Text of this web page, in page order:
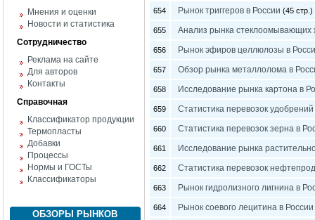
Мнения и оценки
Новости и статистика
Сотрудничество
Реклама на сайте
Для авторов
Контакты
Справочная
Классификатор продукции
Термопласты
Добавки
Процессы
Нормы и ГОСТы
Классификаторы
ОБЗОРЫ РЫНКОВ
654 Рынок триггеров в России (45 стр.)
655 Анализ рынка стеклоомывающих
656 Рынок эфиров целлюлозы в
657 Обзор рынка металлолома в
658 Исследование рынка картона в
659 Статистика перевозок
660 Статистика перевозок зерна в
661 Исследование рынка
662 Статистика перевозок
663 Рынок гидролизного лигнина в
664 Рынок соевого лецитина в России